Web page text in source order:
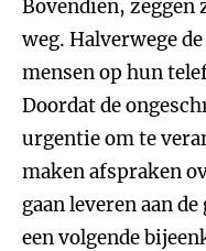
Bovendien, zeggen
weg. Halverwege
mensen op hun
Doordat de
urgentie om te
maken afspraken
gaan leveren aan
een volgende